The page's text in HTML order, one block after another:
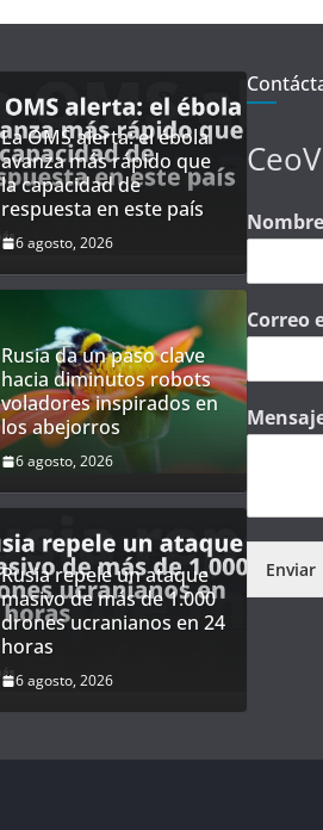
La OMS alerta: el ébola
avanza más rápido que
la capacidad de
respuesta en este país
6 agosto, 2026
Rusia da un paso clave
hacia diminutos robots
voladores inspirados en
los abejorros
6 agosto, 2026
Rusia repele un ataque
masivo de más de 1.000
drones ucranianos en 24
horas
6 agosto, 2026
Nombre
Correo
Enviar